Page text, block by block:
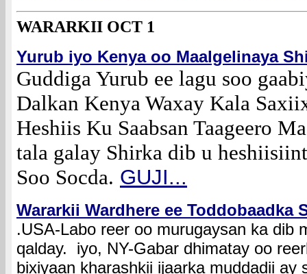
WARARKII OCT 1
Yurub iyo Kenya oo Maalgelinaya
Guddiga Yurub ee lagu soo
Dalkan Kenya Waxay Kala
Heshiis Ku Saabsan Taageero
tala galay Shirka dib u
Soo Socda. GUJI...
Wararkii Wardhere ee Toddobaadka
.USA-Labo reer oo murugaysan ka dib
qalday. iyo, NY-Gabar dhimatay oo
bixiyaan kharashkii ijaarka muddadii ay